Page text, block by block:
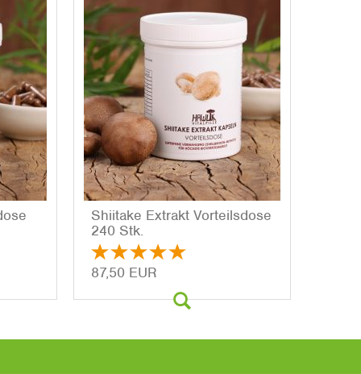
Shii­ta­ke Ex­trakt Vor­teils­do­se
240 Stk.
87,50 EUR